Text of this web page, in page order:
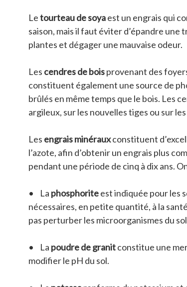
Letourteau de soyaest un engrais qui
saison, mais il faut éviter d’épandre
plantes et dégager une mauvaise odeur.
Les cendres de boisprovenant des
constituent également une source de
brûlés en même temps que le bois. Les
argileux, sur les nouvelles tiges ou sur
Les engrais minérauxconstituent
l’azote, afin d’obtenir un engrais plus
pendant une période de cinq à dix ans.
• La phosphoriteest indiquée pour les
nécessaires, en petite quantité, à la
pas perturber les microorganismes du
• La poudre de granitconstitue une
modifier le pH du sol.